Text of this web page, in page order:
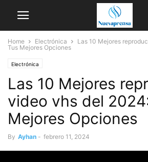
Home Electrónica
Las 10 Mejores
Tus Mejores Opciones
Electrónica
Las 10 Mejores
video vhs del
Mejores Opciones
By Ayhan - febrero 11, 2024